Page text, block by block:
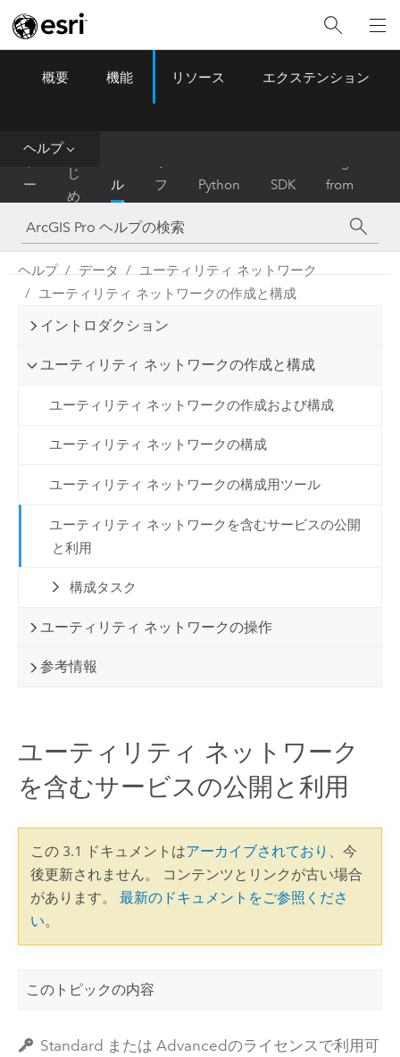
ArcGIS Pro Menu
概要 機能 リソース エクステンション
ヘルプ
ー
ム
は
じ
め
に
ル
プ
フ
ァ
レ
ン
Python SDK
from
ArcMap
ヘルプ データ
ユーティリティ ネットワーク
ユーティリティ ネットワークの作成と構成
イントロダクション
ユーティリティ ネットワークの作成と構成
ユーティリティ ネットワークの作成および構成
ユーティリティ ネットワークの構成
ユーティリティ ネットワークの構成用ツール
ユーティリティ ネットワークを含むサービスの公開
と利用
構成タスク
ユーティリティ ネットワークの操作
参考情報
ユーティリティ ネットワーク
を含むサービスの公開と利用
この 3.1 ドキュメントはアーカイブされており 、今
後更新されません。 コンテンツとリンクが古い場合
があります。 最新のドキュメントをご参照くださ
い。
このトピックの内容
Standard または Advancedのライセンスで利用可